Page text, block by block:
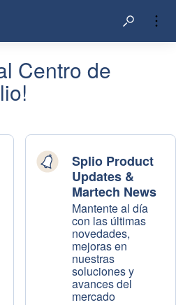
Centro de
Splio Product
Updates &
Martech News
Mantente al día
con las últimas
novedades,
mejoras en
nuestras
soluciones y
avances del
mercado